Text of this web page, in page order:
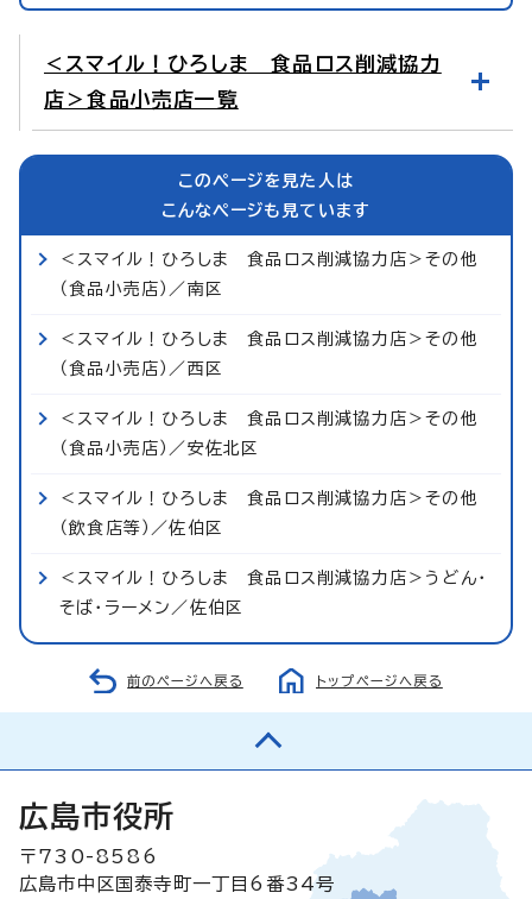
＜スマイル！ひろしま 食品ロス削減協力
店＞食品小売店一覧
このページを見た人は
こんなページも見ています
＜スマイル！ひろしま 食品ロス削減協力店＞その他
（食品小売店）／南区
＜スマイル！ひろしま 食品ロス削減協力店＞その他
（食品小売店）／西区
＜スマイル！ひろしま 食品ロス削減協力店＞その他
（食品小売店）／安佐北区
＜スマイル！ひろしま 食品ロス削減協力店＞その他
（飲食店等）／佐伯区
＜スマイル！ひろしま 食品ロス削減協力店＞うどん・
そば・ラーメン／佐伯区
前のページへ戻る トップページへ戻る
広島市役所
〒730-8586
広島市中区国泰寺町一丁目6番34号